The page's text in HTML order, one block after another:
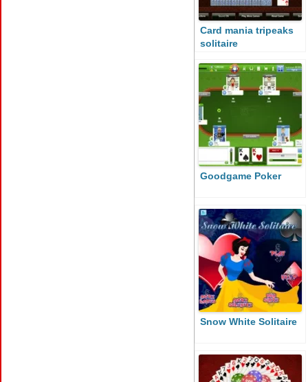
Card mania tripeaks
solitaire
Goodgame Poker
Snow White Solitaire